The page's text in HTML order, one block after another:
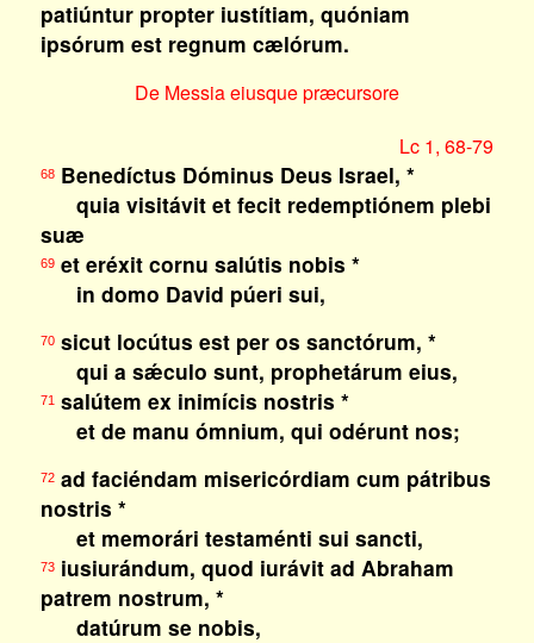
patiúntur propter iustítiam, quóniam
ipsórum est regnum cælórum.
De Messia eiusque præcursore
Lc 1, 68-79
68Benedíctus Dóminus Deus Israel, *
quia visitávit et fecit redemptiónem plebi
suæ
69et eréxit cornu salútis nobis *
in domo David púeri sui,
70sicut locútus est per os sanctórum, *
qui a sǽculo sunt, prophetárum eius,
71salútem ex inimícis nostris *
et de manu ómnium, qui odérunt nos;
72ad faciéndam misericórdiam cum pátribus
nostris *
et memorári testaménti sui sancti,
73iusiurándum, quod iurávit ad Abraham
patrem nostrum, *
datúrum se nobis,